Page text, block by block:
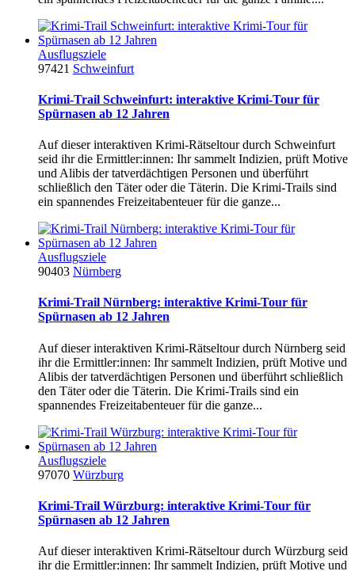
Ausflugsziele
97421 Schweinfurt
Krimi-Trail Schweinfurt: interaktive Krimi-Tour für
Spürnasen ab 12 Jahren
Auf dieser interaktiven Krimi-Rätseltour durch Schweinfurt
seid ihr die Ermittler:innen: Ihr sammelt Indizien, prüft Motive
und Alibis der tatverdächtigen Personen und überführt
schließlich den Täter oder die Täterin. Die Krimi-Trails sind
ein spannendes Freizeitabenteuer für die ganze...
Ausflugsziele
90403 Nürnberg
Krimi-Trail Nürnberg: interaktive Krimi-Tour für
Spürnasen ab 12 Jahren
Auf dieser interaktiven Krimi-Rätseltour durch Nürnberg seid
ihr die Ermittler:innen: Ihr sammelt Indizien, prüft Motive und
Alibis der tatverdächtigen Personen und überführt schließlich
den Täter oder die Täterin. Die Krimi-Trails sind ein
spannendes Freizeitabenteuer für die ganze...
Ausflugsziele
97070 Würzburg
Krimi-Trail Würzburg: interaktive Krimi-Tour für
Spürnasen ab 12 Jahren
Auf dieser interaktiven Krimi-Rätseltour durch Würzburg seid
ihr die Ermittler:innen: Ihr sammelt Indizien, prüft Motive und